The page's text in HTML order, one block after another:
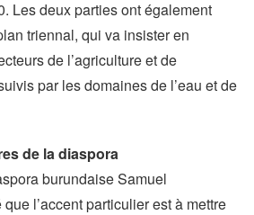
Les deux parties ont également
triennal, qui va insister en
de l’agriculture et de
par les domaines de l’eau et de
de la diaspora
burundaise Samuel
l’accent particulier est à mettre